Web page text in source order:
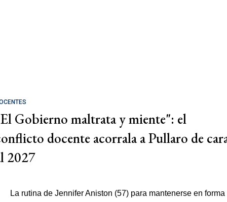
Gobierno maltrata y miente": el
docente acorrala a Pullaro de
2027